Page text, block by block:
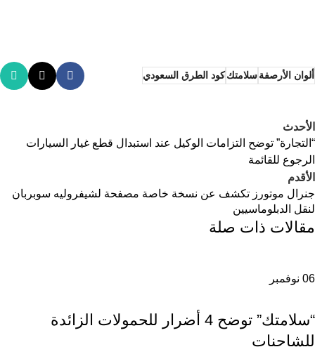
ألوان الأرصفةسلامتككود الطرق السعودي
الأحدث
“التجارة” توضح التزامات الوكيل عند استبدال قطع غيار السيارات
الرجوع للقائمة
الأقدم
جنرال موتورز تكشف عن نسخة خاصة مصفحة لشيفروليه سوبربان
لنقل الدبلوماسيين
مقالات ذات صلة
06 نوفمبر
“سلامتك” توضح 4 أضرار للحمولات الزائدة
للشاحنات